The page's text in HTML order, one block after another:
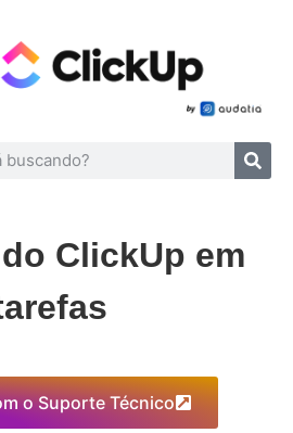
ClickUp em
o Suporte Técnico